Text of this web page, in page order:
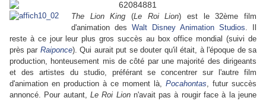
The Lion King (Le Roi Lion) est le 32ème film
d'animation des Walt Disney Animation Studios. Il
reste à ce jour leur plus gros succès au box office mondial (suivi de
près par Raiponce). Qui aurait put se douter qu'il était, à l'époque de sa
production, honteusement mis de côté par une majorité des dirigeants
et des artistes du studio, préférant se concentrer sur l'autre film
d'animation en production à ce moment là, Pocahontas, futur succès
annoncé. Pour autant, Le Roi Lionn'avait pas à rougir face à la jeune